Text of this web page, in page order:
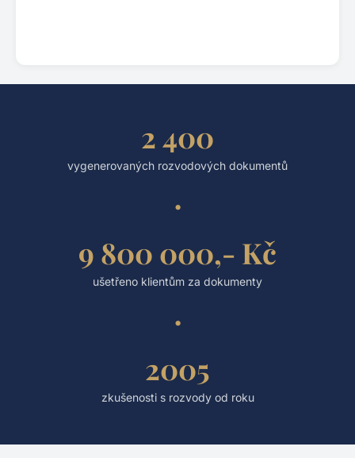
2 400
vygenerovaných rozvodových dokumentů
9 800 000,- Kč
ušetřeno klientům za dokumenty
2005
zkušenosti s rozvody od roku